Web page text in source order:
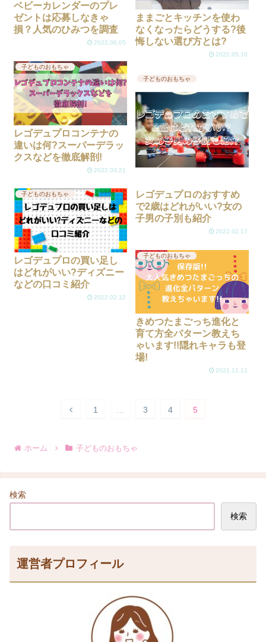
ベビーカレンダーのプレ
ゼントは応募しなきゃ
損？人気のひみつを調査
2022.06.05
ままごとキッチンを使わ
なくなったらどうする?後
悔しない選び方とは?
2022.05.10
子どものおもちゃ
レゴデュプロコンテナの
違いは何?スーパーデラッ
クスなどを徹底解剖!
2022.03.21
子どものおもちゃ
レゴデュプロのおすすめ
で2歳はどれがいい?女の
子男の子別も紹介
2022.02.17
子どものおもちゃ
レゴデュプロの買い足し
はどれがいい?ディズニー
などの口コミ紹介
2022.02.12
子どものおもちゃ
きめつたまごっち進化と
育て方全パターン教えち
ゃいます!!隠れキャラも登
場!
2021.11.11
1 … 3 4 5
ホーム 子どものおもちゃ
検索
検索
運営者プロフィール